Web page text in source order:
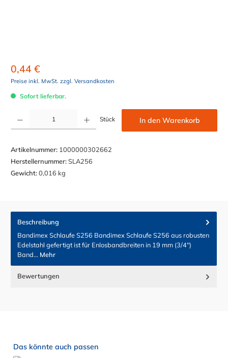
0,44 €
Preise inkl. MwSt. zzgl. Versandkosten
Sofort lieferbar.
Stück In den Warenkorb
Artikelnummer: 1000000302662
Herstellernummer:SLA256
Gewicht:0,016 kg
Beschreibung
Bandimex Schlaufe S256 Bandimex Schlaufe S256 aus robusten
Edelstahl gefertigt ist für Enlosbandbreiten in 19 mm (3/4")
Band… Mehr
Bewertungen
Produktgalerie überspringen
Das könnte auch passen